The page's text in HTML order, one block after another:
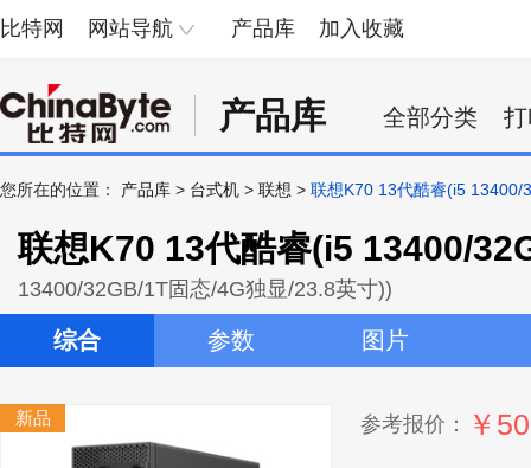
比特网 网站导航 产品库 加入收藏
产品库 全部分类
您所在的位置： 产品库 > 台式机 > 联想 > 联想K70 13代酷睿(i5 13400/
联想K70 13代酷睿(i5 13400/
13400/32GB/1T固态/4G独显/23.8英寸))
综合 参数 图片
新品 参考报价： ￥